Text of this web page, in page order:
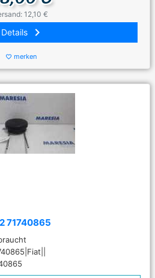
12,10 €
Details keyboard_arrow_right
favorite_border merken
71740865